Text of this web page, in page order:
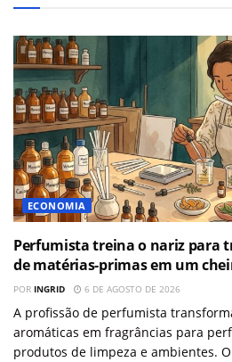
ECONOMIA
Perfumista treina o nariz para
de matérias-primas em um
POR INGRID 6 DE AGOSTO DE 2026
A profissão de perfumista
aromáticas em fragrâncias para
produtos de limpeza e ambientes.